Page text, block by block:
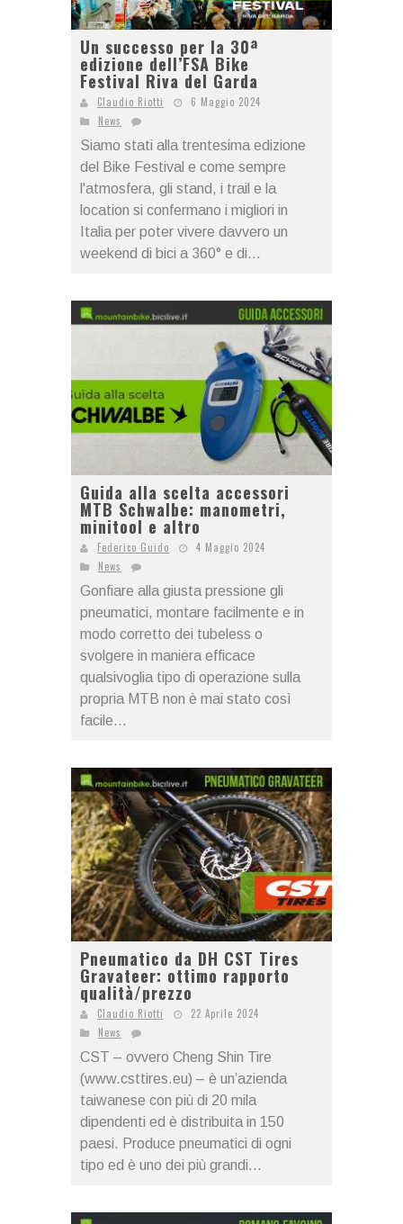
Un successo per la 30ª
edizione dell’FSA Bike
Festival Riva del Garda
Claudio Riotti
6 Maggio 2024
News
Siamo stati alla trentesima edizione
del Bike Festival e come sempre
l'atmosfera, gli stand, i trail e la
location si confermano i migliori in
Italia per poter vivere davvero un
weekend di bici a 360° e di...
Guida alla scelta accessori
MTB Schwalbe: manometri,
minitool e altro
Federico Guido
4 Maggio 2024
News
Gonfiare alla giusta pressione gli
pneumatici, montare facilmente e in
modo corretto dei tubeless o
svolgere in maniera efficace
qualsivoglia tipo di operazione sulla
propria MTB non è mai stato così
facile...
Pneumatico da DH CST Tires
Gravateer: ottimo rapporto
qualità/prezzo
Claudio Riotti
22 Aprile 2024
News
CST – ovvero Cheng Shin Tire
(www.csttires.eu) – è un’azienda
taiwanese con più di 20 mila
dipendenti ed è distribuita in 150
paesi. Produce pneumatici di ogni
tipo ed è uno dei più grandi...